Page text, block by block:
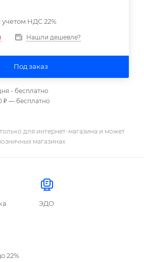
НДС 22%
Нашли дешевле?
Под заказ
- бесплатно
₽ — бесплатно
для интернет-магазина и может
магазинах
ЭДО
22%